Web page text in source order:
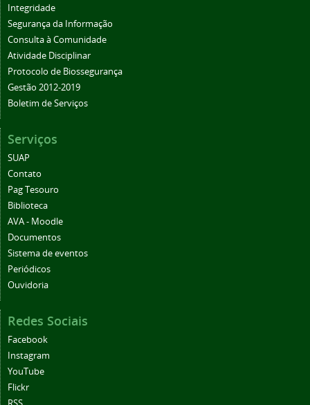
Integridade
Segurança da Informação
Consulta à Comunidade
Atividade Disciplinar
Protocolo de Biossegurança
Gestão 2012-2019
Boletim de Serviços
Serviços
SUAP
Contato
Pag Tesouro
Biblioteca
AVA - Moodle
Documentos
Sistema de eventos
Periódicos
Ouvidoria
Redes Sociais
Facebook
Instagram
YouTube
Flickr